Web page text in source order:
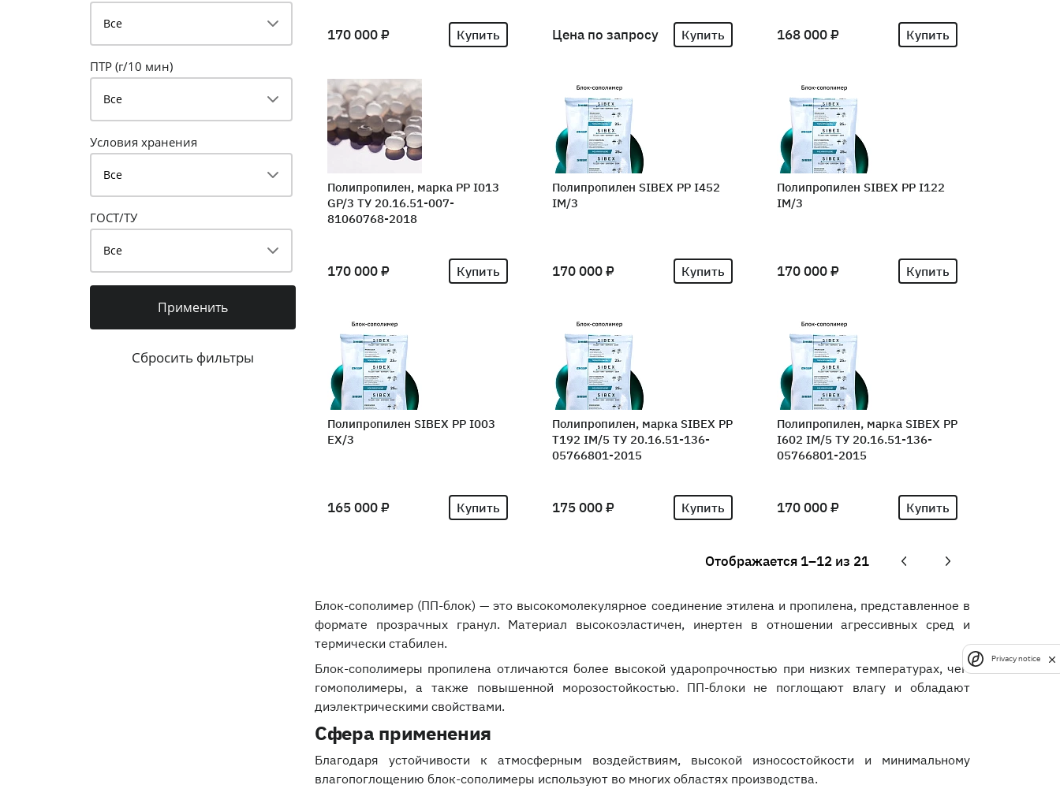
Все
ПТР (г/10 мин)
Все
Условия хранения
Все
ГОСТ/ТУ
Все
170 000 ₽ Купить Цена по запросу Купить 168 000 ₽ Купить
Полипропилен, марка PP I013
GP/3 ТУ 20.16.51-007-
81060768-2018
170 000 ₽ Купить
Полипропилен SIBEX PP I452
IM/3
170 000 ₽ Купить
Полипропилен SIBEX PP I122
IM/3
170 000 ₽ Купить
Полипропилен SIBEX PP I003
EX/3
165 000 ₽ Купить
Полипропилен, марка SIBEX PP
T192 IM/5 ТУ 20.16.51-136-
05766801-2015
175 000 ₽ Купить
Полипропилен, марка SIBEX PP
I602 IM/5 ТУ 20.16.51-136-
05766801-2015
170 000 ₽ Купить
Отображается 1–12 из 21
Блок-сополимер (ПП-блок) — это высокомолекулярное соединение этилена и пропилена, представленное в
формате прозрачных гранул. Материал высокоэластичен, инертен в отношении агрессивных сред и
термически стабилен.
Блок-сополимеры пропилена отличаются более высокой ударопрочностью при низких температурах, чем
гомополимеры, а также повышенной морозостойкостью. ПП-блоки не поглощают влагу и обладают
диэлектрическими свойствами.
Сфера применения
Благодаря устойчивости к атмосферным воздействиям, высокой износостойкости и минимальному
влагопоглощению блок-сополимеры используют во многих областях производства.
Privacy notice